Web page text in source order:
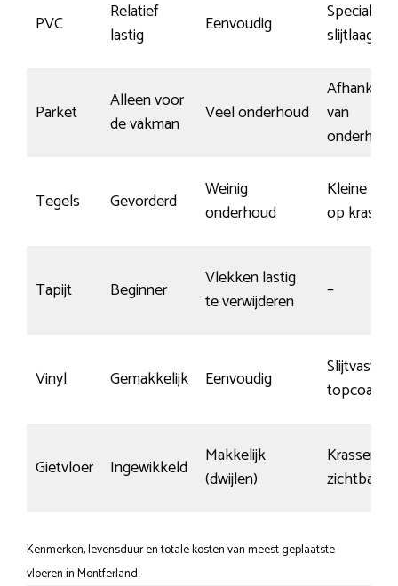
PVC
Relatief
lastig
Eenvoudig
Speciale
slijtlaag
Parket
Alleen voor
de vakman
Veel onderhoud
Afhankelijk
van
onderhoud
Tegels Gevorderd
Weinig
onderhoud
Kleine
op krassen
Tapijt Beginner
Vlekken lastig
te verwijderen
–
Vinyl Gemakkelijk Eenvoudig
Slijtvaste
topcoating
Gietvloer Ingewikkeld
Makkelijk
(dwijlen)
Krassen
zichtbaar
Kenmerken, levensduur en totale kosten van meest geplaatste
vloeren in Montferland.